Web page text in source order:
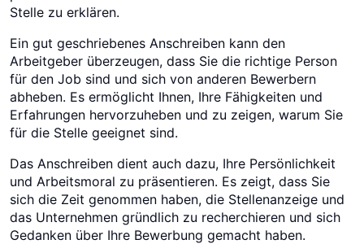
Stelle zu erklären.
Ein gut geschriebenes Anschreiben kann den
Arbeitgeber überzeugen, dass Sie die richtige Person
für den Job sind und sich von anderen Bewerbern
abheben. Es ermöglicht Ihnen, Ihre Fähigkeiten und
Erfahrungen hervorzuheben und zu zeigen, warum Sie
für die Stelle geeignet sind.
Das Anschreiben dient auch dazu, Ihre Persönlichkeit
und Arbeitsmoral zu präsentieren. Es zeigt, dass Sie
sich die Zeit genommen haben, die Stellenanzeige und
das Unternehmen gründlich zu recherchieren und sich
Gedanken über Ihre Bewerbung gemacht haben.